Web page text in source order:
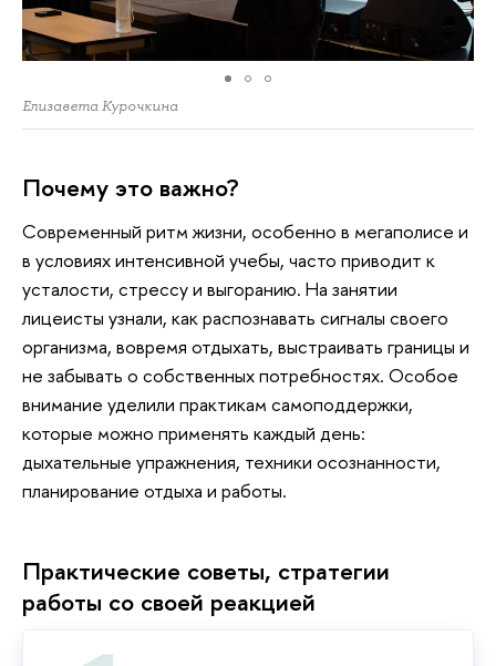
Елизавета Курочкина
Почему это важно?
Современный ритм жизни, особенно в мегаполисе и
в условиях интенсивной учебы, часто приводит к
усталости, стрессу и выгоранию. На занятии
лицеисты узнали, как распознавать сигналы своего
организма, вовремя отдыхать, выстраивать границы и
не забывать о собственных потребностях. Особое
внимание уделили практикам самоподдержки,
которые можно применять каждый день:
дыхательные упражнения, техники осознанности,
планирование отдыха и работы.
Практические советы, стратегии
работы со своей реакцией